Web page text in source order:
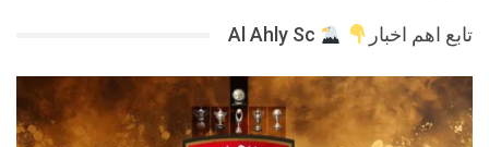
تابع اهم اخبار